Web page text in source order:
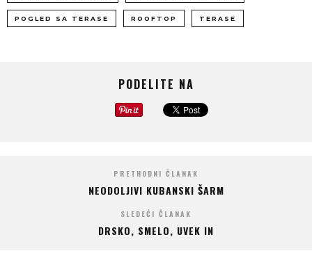
POGLED SA TERASE ROOFTOP TERASE
PODELITE NA
PRETHODNI ČLANAK
NEODOLJIVI KUBANSKI ŠARM
SLEDEĆI ČLANAK
DRSKO, SMELO, UVEK IN